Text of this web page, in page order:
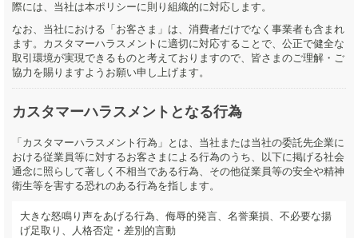
際には、当社は本ポリシーに則り組織的に対応します。
なお、当社における「お客さま」は、消費者だけでなく事業者も含まれ
ます。カスタマーハラスメントに適切に対応することで、公正で健全な
取引環境が実現できるものと考えておりますので、皆さまのご理解・ご
協力を賜りますようお願い申し上げます。
カスタマーハラスメントとなる行為
「カスタマーハラスメント行為」とは、当社または当社の委託先企業に
おける従業員等に対するお客さまによる行為のうち、以下に掲げる社会
通念に照らして著しく不相当である行為、その他従業員等の安全や精神
衛生等を害する恐れのある行為を指します。
大きな怒鳴り声をあげる行為、侮辱的発言、名誉棄損、不必要な揚
げ足取り、人格否定・差別的言動